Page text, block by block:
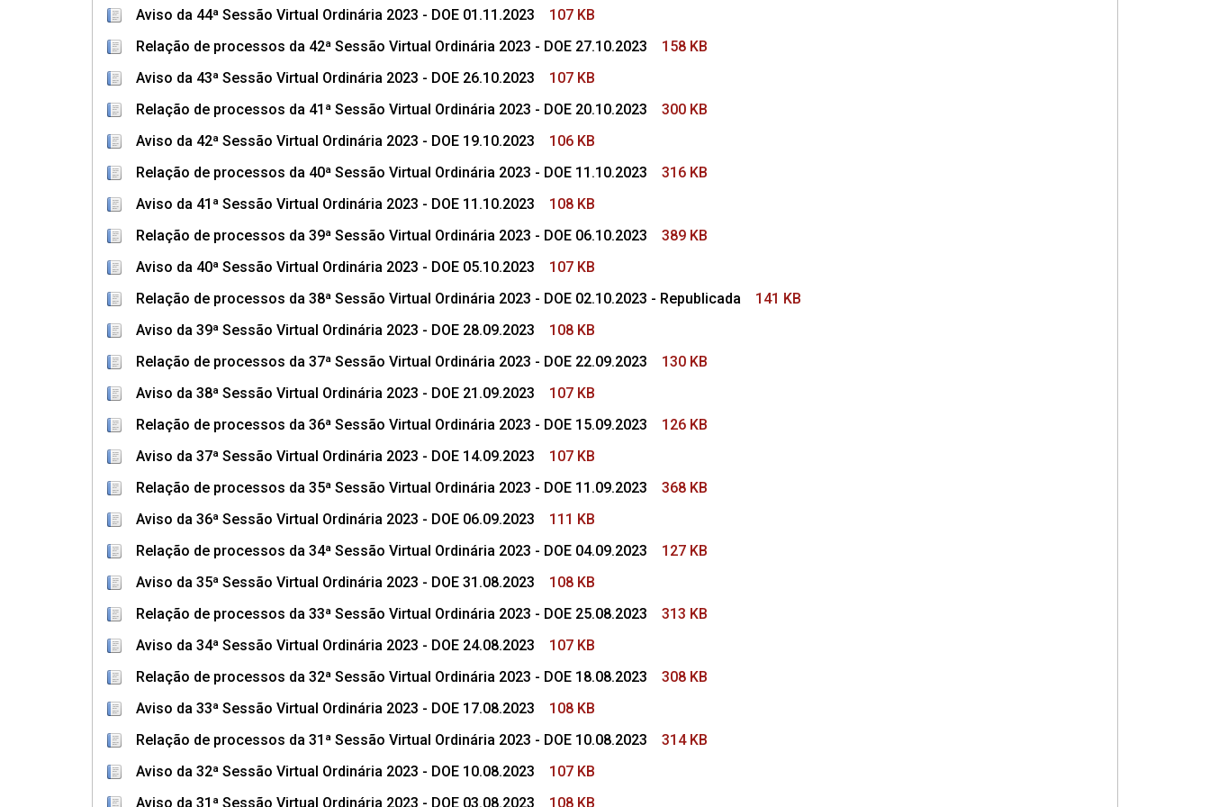
Aviso da 44ª Sessão Virtual Ordinária 2023 - DOE 01.11.2023
107 KB
Relação de processos da 42ª Sessão Virtual Ordinária 2023 - DOE 27.10.2023
158 KB
Aviso da 43ª Sessão Virtual Ordinária 2023 - DOE 26.10.2023
107 KB
Relação de processos da 41ª Sessão Virtual Ordinária 2023 - DOE 20.10.2023
300 KB
Aviso da 42ª Sessão Virtual Ordinária 2023 - DOE 19.10.2023
106 KB
Relação de processos da 40ª Sessão Virtual Ordinária 2023 - DOE 11.10.2023
316 KB
Aviso da 41ª Sessão Virtual Ordinária 2023 - DOE 11.10.2023
108 KB
Relação de processos da 39ª Sessão Virtual Ordinária 2023 - DOE 06.10.2023
389 KB
Aviso da 40ª Sessão Virtual Ordinária 2023 - DOE 05.10.2023
107 KB
Relação de processos da 38ª Sessão Virtual Ordinária 2023 - DOE 02.10.2023 - Republicada
141 KB
Aviso da 39ª Sessão Virtual Ordinária 2023 - DOE 28.09.2023
108 KB
Relação de processos da 37ª Sessão Virtual Ordinária 2023 - DOE 22.09.2023
130 KB
Aviso da 38ª Sessão Virtual Ordinária 2023 - DOE 21.09.2023
107 KB
Relação de processos da 36ª Sessão Virtual Ordinária 2023 - DOE 15.09.2023
126 KB
Aviso da 37ª Sessão Virtual Ordinária 2023 - DOE 14.09.2023
107 KB
Relação de processos da 35ª Sessão Virtual Ordinária 2023 - DOE 11.09.2023
368 KB
Aviso da 36ª Sessão Virtual Ordinária 2023 - DOE 06.09.2023
111 KB
Relação de processos da 34ª Sessão Virtual Ordinária 2023 - DOE 04.09.2023
127 KB
Aviso da 35ª Sessão Virtual Ordinária 2023 - DOE 31.08.2023
108 KB
Relação de processos da 33ª Sessão Virtual Ordinária 2023 - DOE 25.08.2023
313 KB
Aviso da 34ª Sessão Virtual Ordinária 2023 - DOE 24.08.2023
107 KB
Relação de processos da 32ª Sessão Virtual Ordinária 2023 - DOE 18.08.2023
308 KB
Aviso da 33ª Sessão Virtual Ordinária 2023 - DOE 17.08.2023
108 KB
Relação de processos da 31ª Sessão Virtual Ordinária 2023 - DOE 10.08.2023
314 KB
Aviso da 32ª Sessão Virtual Ordinária 2023 - DOE 10.08.2023
107 KB
Aviso da 31ª Sessão Virtual Ordinária 2023 - DOE 03.08.2023
108 KB